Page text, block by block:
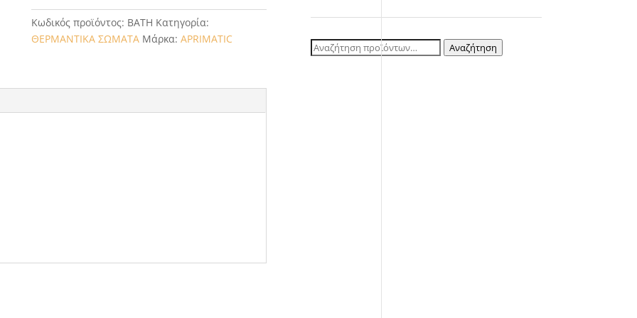
Κωδικός προϊόντος: BATH Κατηγορία:
ΘΕΡΜΑΝΤΙΚΑ ΣΩΜΑΤΑ Μάρκα:APRIMATIC
Αναζήτηση
Αναζήτηση